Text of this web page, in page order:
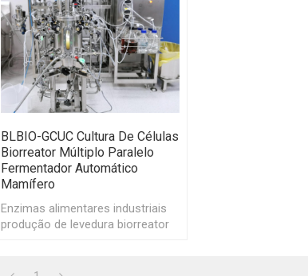
BLBIO-GCUC Cultura De Células
Biorreator Múltiplo Paralelo
Fermentador Automático
Mamífero
Enzimas alimentares industriais
produção de levedura biorreator